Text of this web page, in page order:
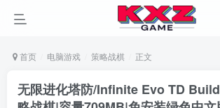
首页 电脑游戏 策略战棋 正文
无限进化塔防/Infinite Evo TD